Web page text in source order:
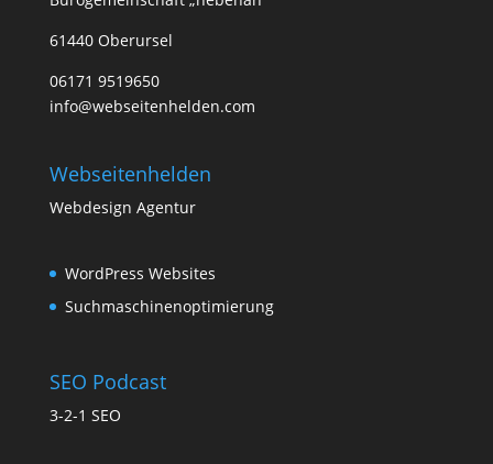
61440 Oberursel
06171 9519650
info@webseitenhelden.com
Webseitenhelden
Webdesign Agentur
WordPress Websites
Suchmaschinenoptimierung
SEO Podcast
3-2-1 SEO